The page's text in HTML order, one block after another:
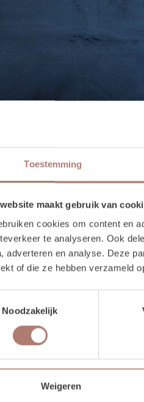
Toestemming
maakt gebruik van
cookies om content en
te analyseren. Ook
adverteren en analyse. Deze
of die ze hebben verzameld
Noodzakelijk
Weigeren